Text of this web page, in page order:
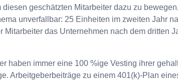
geschätzten Mitarbeiter dazu zu
unverfallbar: 25 Einheiten im zweiten Jahr
das Unternehmen nach dem dritten
haben immer eine 100 %ige Vesting ihrer
Arbeitgeberbeiträge zu einem 401(k)-Plan